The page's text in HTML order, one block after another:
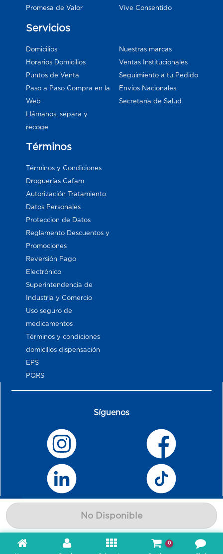
No Disponible
Promesa de Valor
Vive Consentido
Servicios
Domicilios
Horarios Domicilios
Puntos de Venta
Paso a Paso Compra en la
Web
Llámanos, separa y
recoge
Nuestras marcas
Ventas Institucionales
Seguimiento a tu Pedido
Envios Nacionales
Secretaría de Salud
Términos
Términos y Condiciones
Droguerías Cafam
Autorización Tratamiento
Datos Personales
Proteccion de Datos
Reglamento Descuentos y
Promociones
Reversión Pago
Electrónico
Superintendencia de
Industria y Comercio
Uso seguro de
medicamentos
Términos y condiciones
domicilios dispensación
EPS
PQRS
Síguenos
0